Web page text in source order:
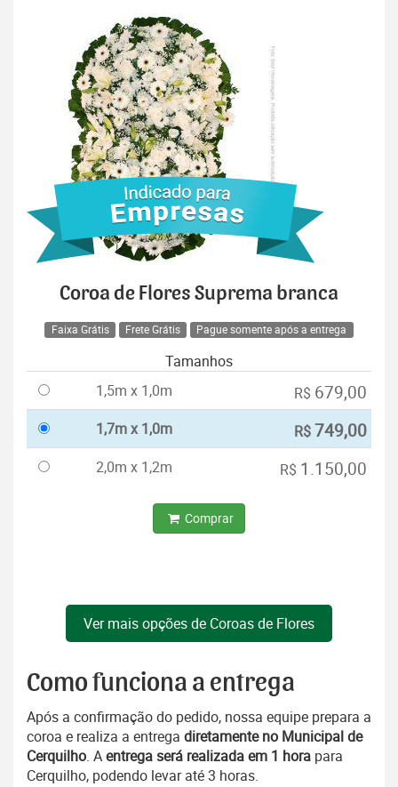
Coroa de Flores Suprema branca
Faixa Grátis Frete Grátis Pague somente após a entrega
Tamanhos
1,5m x 1,0m
R$ 679,00
1,7m x 1,0m R$749,00
2,0m x 1,2m R$ 1.150,00
Comprar
Ver mais opções de Coroas de Flores
Como funciona a entrega
Após a confirmação do pedido, nossa equipe prepara a
coroa e realiza a entrega diretamente no Municipal de
Cerquilho. Aentrega será realizada em 1 hora para
Cerquilho, podendo levar até 3 horas.